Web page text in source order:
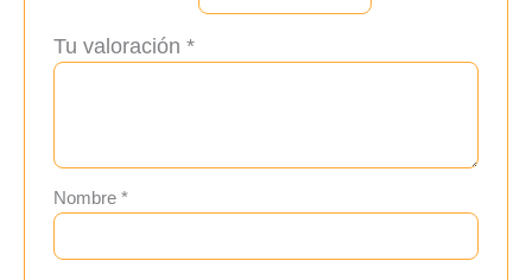
Tu valoración*
Nombre*